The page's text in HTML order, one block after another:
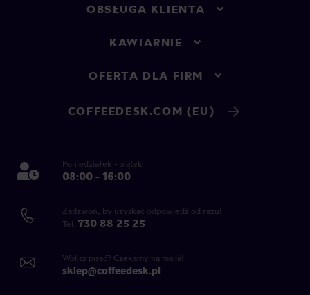
OBSŁUGA KLIENTA
KAWIARNIE
OFERTA DLA FIRM
COFFEEDESK.COM (EU)
Poniedziałek - piątek
08:00 - 16:00
Zadzwoń, by uzyskać odpowiedź od razu!
Tel. 730 88 25 25
Wolisz pisać? Czekamy na maila!
sklep@coffeedesk.pl